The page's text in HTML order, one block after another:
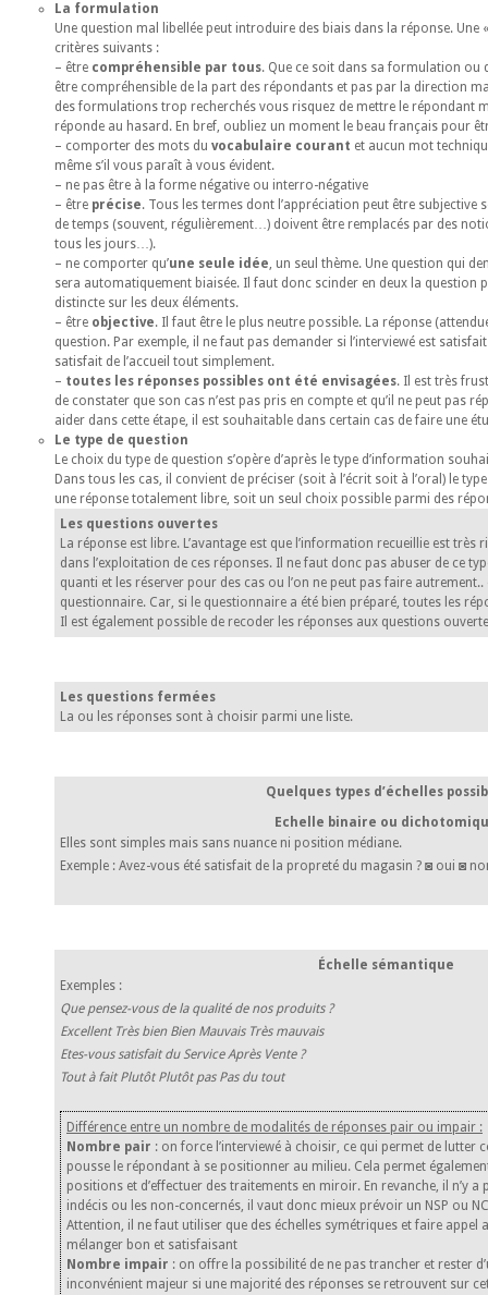
La formulation
Une question mal libellée peut introduire des biais dans la réponse.
critères suivants :
– être compréhensible par tous. Que ce soit dans sa formulation
être compréhensible de la part des répondants et pas par la direction
des formulations trop recherchés vous risquez de mettre le répondant
réponde au hasard. En bref, oubliez un moment le beau français pour
– comporter des mots du vocabulaire courant et aucun mot
même s’il vous paraît à vous évident.
– ne pas être à la forme négative ou interro-négative
– être précise. Tous les termes dont l’appréciation peut être subjective
de temps (souvent, régulièrement…) doivent être remplacés par des
tous les jours…).
– ne comporter qu’une seule idée, un seul thème. Une question qui
sera automatiquement biaisée. Il faut donc scinder en deux la question
distincte sur les deux éléments.
– être objective. Il faut être le plus neutre possible. La réponse
question. Par exemple, il ne faut pas demander si l’interviewé est
satisfait de l’accueil tout simplement.
– toutes les réponses possibles ont été envisagées. Il est très
de constater que son cas n’est pas pris en compte et qu’il ne peut pas
aider dans cette étape, il est souhaitable dans certain cas de faire une
Le type de question
Le choix du type de question s’opère d’après le type d’information
Dans tous les cas, il convient de préciser (soit à l’écrit soit à l’oral) le
une réponse totalement libre, soit un seul choix possible parmi des
Les questions ouvertes
La réponse est libre. L’avantage est que l’information recueillie est très
dans l’exploitation de ces réponses. Il ne faut donc pas abuser de ce
quanti et les réserver pour des cas ou l’on ne peut pas faire
questionnaire. Car, si le questionnaire a été bien préparé, toutes les
Il est également possible de recoder les réponses aux questions
Les questions fermées
La ou les réponses sont à choisir parmi une liste.
Quelques types d’échelles
Echelle binaire ou
Elles sont simples mais sans nuance ni position médiane.
Exemple : Avez-vous été satisfait de la propreté du magasin ? ◙ oui ◙
Échelle sémantique
Exemples :
Que pensez-vous de la qualité de nos produits ?
Excellent Très bien Bien Mauvais Très mauvais
Etes-vous satisfait du Service Après Vente ?
Tout à fait Plutôt Plutôt pas Pas du tout
Différence entre un nombre de modalités de réponses pair ou impair :
Nombre pair : on force l’interviewé à choisir, ce qui permet de lutter
pousse le répondant à se positionner au milieu. Cela permet
positions et d’effectuer des traitements en miroir. En revanche, il n’y
indécis ou les non-concernés, il vaut donc mieux prévoir un NSP ou
Attention, il ne faut utiliser que des échelles symétriques et faire appel
mélanger bon et satisfaisant
Nombre impair : on offre la possibilité de ne pas trancher et rester
inconvénient majeur si une majorité des réponses se retrouvent sur